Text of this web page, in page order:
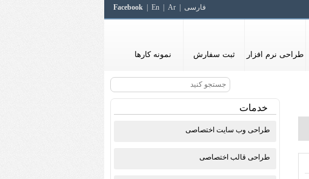
Facebook En Ar فارسی
طراحی نرم افزار ثبت سفارش نمونه کارها
خدمات
طراحی وب سایت اختصاصی
طراحی قالب اختصاصی